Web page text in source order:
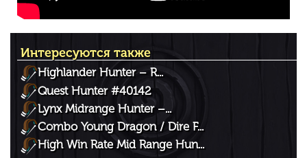
Интересуются также
Highlander Hunter – R...
Quest Hunter #40142
Lynx Midrange Hunter –...
Combo Young Dragon / Dire F...
High Win Rate Mid Range Hun...